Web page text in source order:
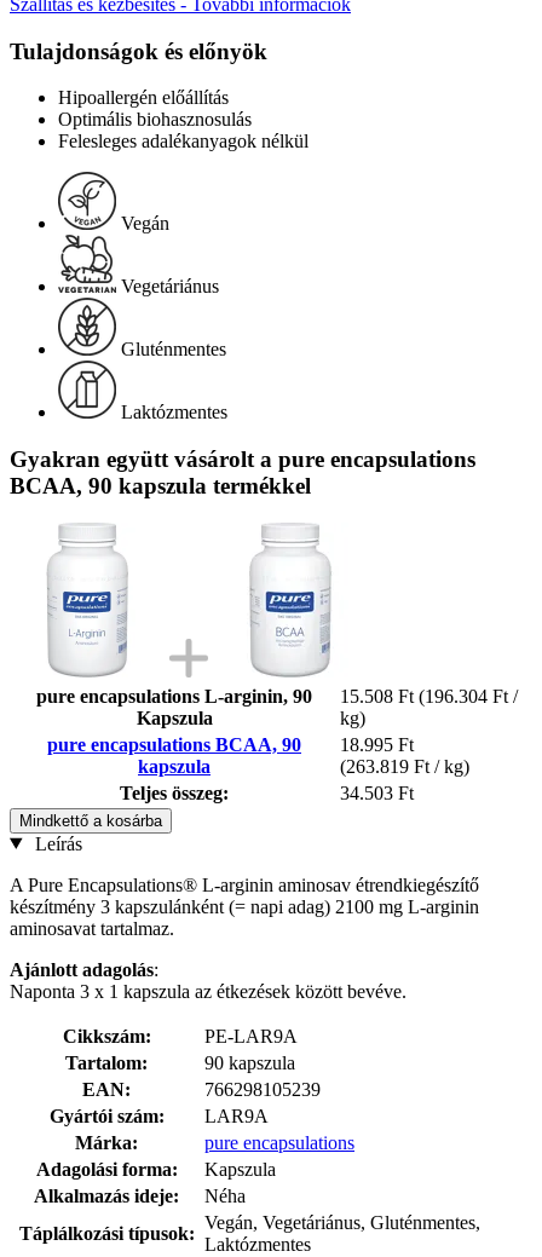
Tulajdonságok és előnyök
Hipoallergén előállítás
Optimális biohasznosulás
Felesleges adalékanyagok nélkül
Vegán
Vegetáriánus
Gluténmentes
Laktózmentes
Gyakran együtt vásárolt a pure encapsulations
BCAA, 90 kapszula termékkel
pure encapsulations L-arginin, 90
Kapszula
15.508 Ft (196.304 Ft /
kg)
pure encapsulations BCAA, 90
kapszula
18.995 Ft
(263.819 Ft / kg)
Teljes összeg:
34.503 Ft
Mindkettő a kosárba
Leírás
A Pure Encapsulations® L-arginin aminosav étrendkiegészítő
készítmény 3 kapszulánként (= napi adag) 2100 mg L-arginin
aminosavat tartalmaz.
Ajánlott adagolás:
Naponta 3 x 1 kapszula az étkezések között bevéve.
Cikkszám:
PE-LAR9A
Tartalom:
90 kapszula
EAN:
766298105239
Gyártói szám:
LAR9A
Márka:
pure encapsulations
Adagolási forma:
Kapszula
Alkalmazás ideje:
Néha
Táplálkozási típusok:
Vegán, Vegetáriánus, Gluténmentes,
Laktózmentes